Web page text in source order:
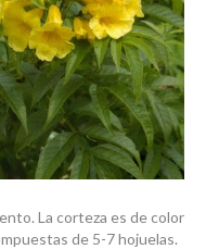
La corteza es de color
de 5-7 hojuelas.